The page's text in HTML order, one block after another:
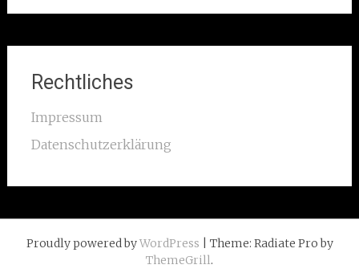
Rechtliches
Impressum
Datenschutzerklärung
Proudly powered byWordPress | Theme: Radiate Pro by
ThemeGrill.